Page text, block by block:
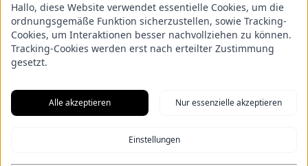
FRICKE Group SE & Co. KG
Zum Kreuzkamp 7
27404 Heeslingen
Unternehmensbereiche
Fricke Holding
PARTSHofmeister & MeinckeTREX.PARTS
ImpressumDatenschutzerklärungKontakt
F.Explore – Programmieren für Nicht-Programmierer
Hallo, diese Website verwendet essentielle Cookies, um die
ordnungsgemäße Funktion sicherzustellen, sowie Tracking-
Cookies, um Interaktionen besser nachvollziehen zu können.
Tracking-Cookies werden erst nach erteilter Zustimmung
gesetzt.
Alle akzeptieren Nur essenzielle akzeptieren
Einstellungen